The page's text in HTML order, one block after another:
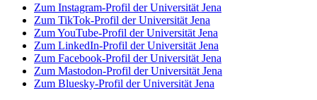
Zum Instagram-Profil der Universität Jena
Zum TikTok-Profil der Universität Jena
Zum YouTube-Profil der Universität Jena
Zum LinkedIn-Profil der Universität Jena
Zum Facebook-Profil der Universität Jena
Zum Mastodon-Profil der Universität Jena
Zum Bluesky-Profil der Universität Jena